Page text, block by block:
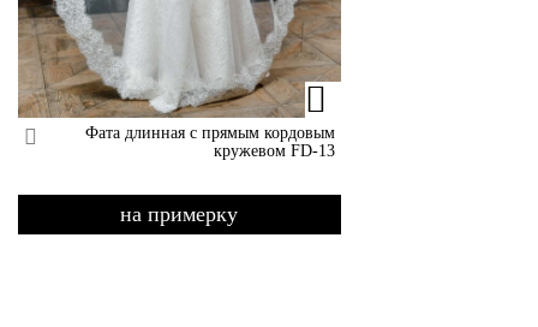
Фата длинная с прямым кордовым
кружевом FD-13
на примерку